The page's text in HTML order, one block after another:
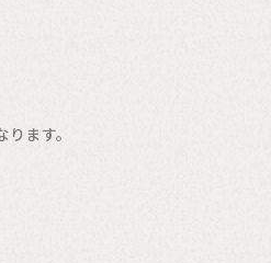
ます。